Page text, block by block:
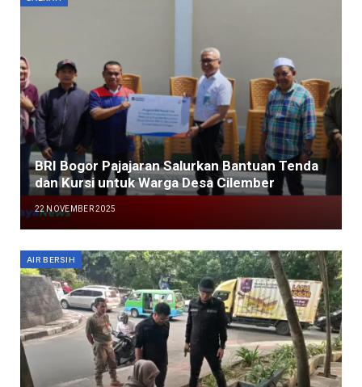
BRI Bogor Pajajaran Salurkan Bantuan Tenda
dan Kursi untuk Warga Desa Cilember
22 NOVEMBER 2025
AIR BERSIH